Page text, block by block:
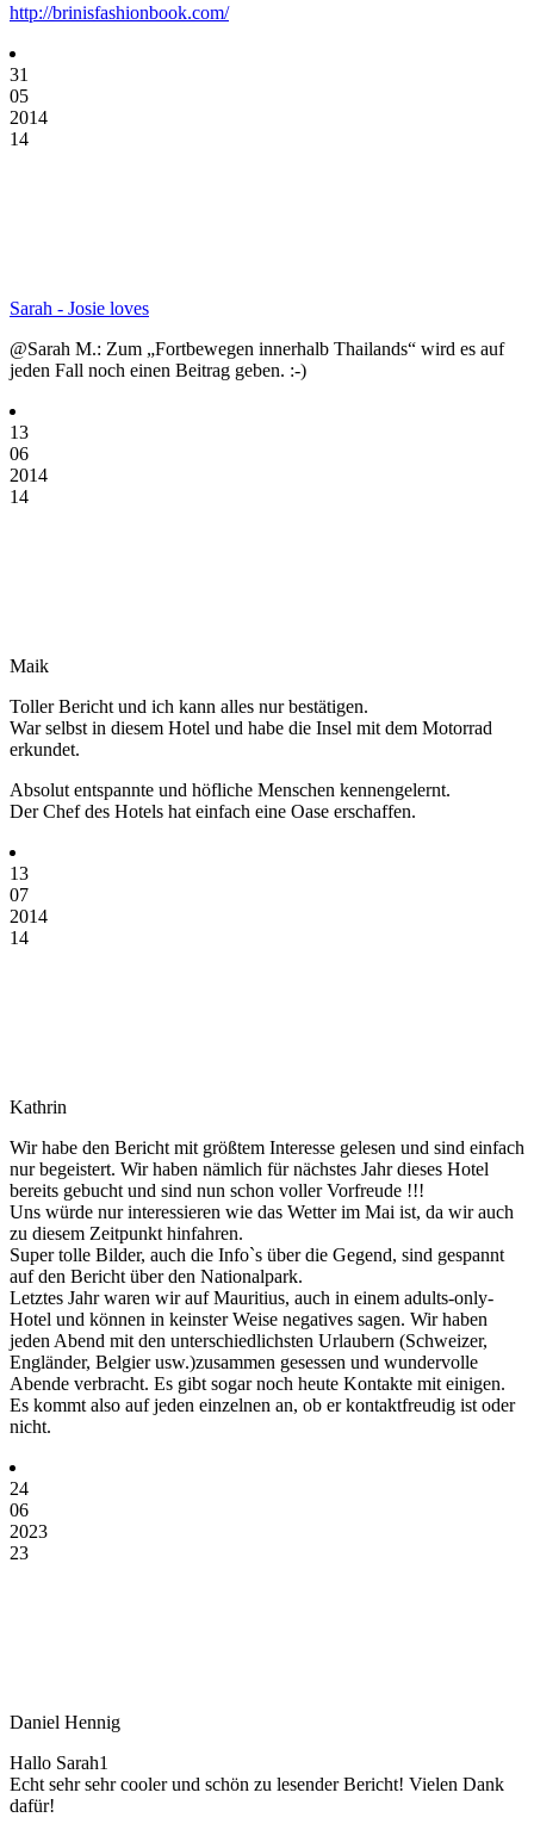
http://brinisfashionbook.com/
31
05
2014
14
Sarah - Josie loves
@Sarah M.: Zum „Fortbewegen innerhalb Thailands“ wird es auf
jeden Fall noch einen Beitrag geben. :-)
13
06
2014
14
Maik
Toller Bericht und ich kann alles nur bestätigen.
War selbst in diesem Hotel und habe die Insel mit dem Motorrad
erkundet.
Absolut entspannte und höfliche Menschen kennengelernt.
Der Chef des Hotels hat einfach eine Oase erschaffen.
13
07
2014
14
Kathrin
Wir habe den Bericht mit größtem Interesse gelesen und sind einfach
nur begeistert. Wir haben nämlich für nächstes Jahr dieses Hotel
bereits gebucht und sind nun schon voller Vorfreude !!!
Uns würde nur interessieren wie das Wetter im Mai ist, da wir auch
zu diesem Zeitpunkt hinfahren.
Super tolle Bilder, auch die Info`s über die Gegend, sind gespannt
auf den Bericht über den Nationalpark.
Letztes Jahr waren wir auf Mauritius, auch in einem adults-only-
Hotel und können in keinster Weise negatives sagen. Wir haben
jeden Abend mit den unterschiedlichsten Urlaubern (Schweizer,
Engländer, Belgier usw.)zusammen gesessen und wundervolle
Abende verbracht. Es gibt sogar noch heute Kontakte mit einigen.
Es kommt also auf jeden einzelnen an, ob er kontaktfreudig ist oder
nicht.
24
06
2023
23
Daniel Hennig
Hallo Sarah1
Echt sehr sehr cooler und schön zu lesender Bericht! Vielen Dank
dafür!